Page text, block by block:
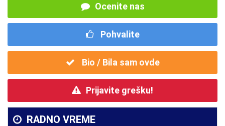
Ocenite nas
Pohvalite
Bio / Bila sam ovde
Prijavite grešku!
RADNO VREME